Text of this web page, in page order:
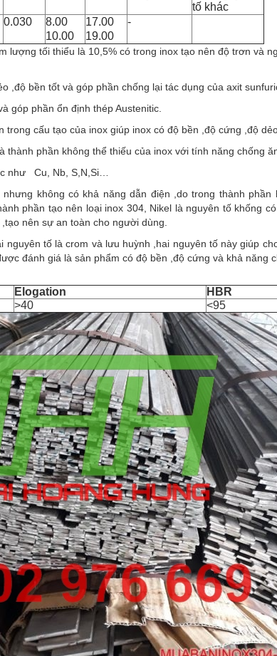
tố khác
0.030
8.00
10.00
17.00
19.00
-
lượng tối thiểu là 10,5% có trong inox tạo nên độ trơn và
,độ bền tốt và góp phần chống lại tác dụng của axit
góp phần ổn định thép Austenitic.
cấu tạo của inox giúp inox có độ bền ,độ cứng ,độ
phần không thể thiếu của inox với tính năng chống
như Cu, Nb, S,N,Si…
không có khả năng dẫn điện ,do trong thành
phần tạo nên loại inox 304, Nikel là nguyên tố khống
nên sự an toàn cho người dùng.
nguyên tố là crom và lưu huỳnh ,hai nguyên tố này giúp
đánh giá là sản phẩm có độ bền ,độ cứng và khả năng
Elogation
HBR
>40 <95